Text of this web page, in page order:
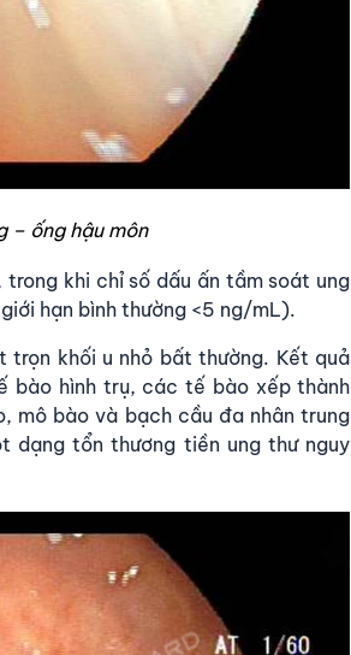
– ống hậu môn
khi chỉ số dấu ấn tầm soát ung
hạn bình thường <5 ng/mL).
trọn khối u nhỏ bất thường. Kết quả
bào hình trụ, các tế bào xếp thành
mô bào và bạch cầu đa nhân trung
dạng tổn thương tiền ung thư nguy